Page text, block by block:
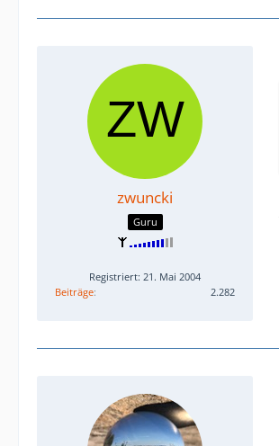
zwuncki
Guru
Registriert: 21. Mai 2004
Beiträge
2.282